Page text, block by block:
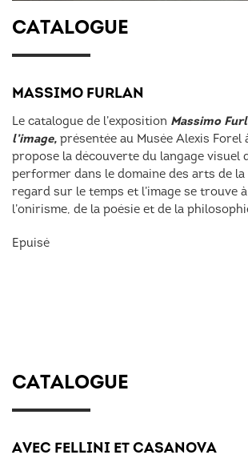
CATALOGUE
MASSIMO FURLAN
Le catalogue de l’exposition Massimo
l’image, présentée au Musée Alexis Forel
propose la découverte du langage visuel
performer dans le domaine des arts de la
regard sur le temps et l’image se trouve
l’onirisme, de la poésie et de la
Epuisé
CATALOGUE
AVEC FELLINI ET CASANOVA